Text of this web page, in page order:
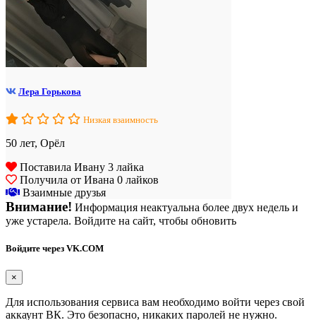
Лера Горькова
Низкая взаимность
50 лет, Орёл
Поставила Ивану 3 лайка
Получила от Ивана 0 лайков
Взаимные друзья
Внимание! Информация неактуальна более двух недель и
уже устарела. Войдите на сайт, чтобы обновить
Войдите через VK.COM
×
Для использования сервиса вам необходимо войти через свой
аккаунт ВК. Это безопасно, никаких паролей не нужно.